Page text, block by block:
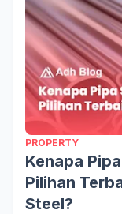
PROPERTY
Kenapa
Pilihan
Steel?